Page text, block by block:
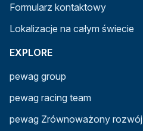
Formularz kontaktowy
Lokalizacje na całym świecie
EXPLORE
pewag group
pewag racing team
pewag Zrównoważony rozwój